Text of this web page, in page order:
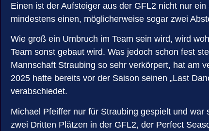
Einen ist der Aufsteiger aus der GFL2 nicht nur
mindestens einen, möglicherweise sogar zwei
Wie groß ein Umbruch im Team sein wird, wird
Team sonst gebaut wird. Was jedoch schon fest
Mannschaft Straubing so sehr verkörpert, hat am
2025 hatte bereits vor der Saison seinen „Last
verabschiedet.
Michael Pfeiffer nur für Straubing gespielt und
zwei Dritten Plätzen in der GFL2, der Perfect